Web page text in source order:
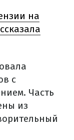
на
с
Часть
из